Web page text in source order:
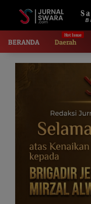
BERANDA Daerah